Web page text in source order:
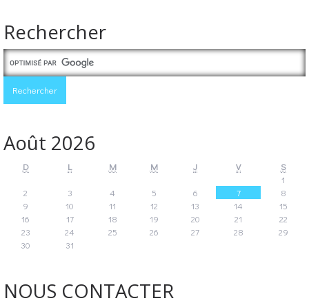
Rechercher
Août 2026
D L M M J V
S
1
2
3 4 5 6 7
8
9
10 11 12 13 14
15
16
17 18 19 20 21
22
23
24 25 26 27 28
29
30
31
NOUS CONTACTER